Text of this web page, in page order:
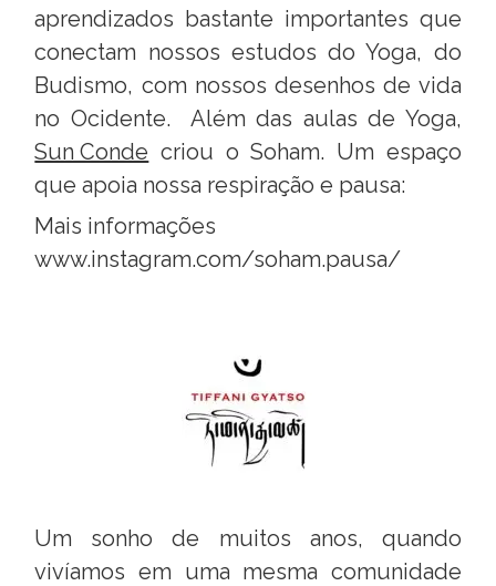
aprendizados bastante importantes que
conectam nossos estudos do Yoga, do
Budismo, com nossos desenhos de vida
no Ocidente. Além das aulas de Yoga,
Sun Conde criou o Soham. Um espaço
que apoia nossa respiração e pausa:
Mais informações
www.instagram.com/soham.pausa/
Um sonho de muitos anos, quando
vivíamos em uma mesma comunidade